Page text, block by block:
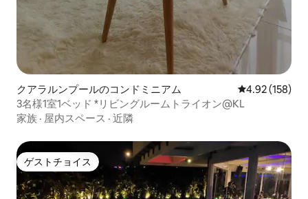
クアラルンプールのコンドミニアム レビュー158
4.92 (158)
3名様1室1ベッド *リビングルームトライオン@KL
家族 · 屋内スペース · 近隣
ゲストチョイス
ゲストチョイス